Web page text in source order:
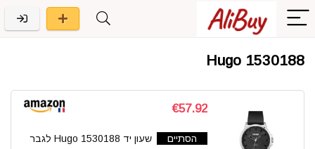
Hugo 1530188
€57.92
הסתיים שעון יד Hugo 1530188 לגבר